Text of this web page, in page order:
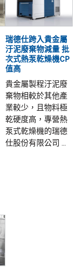
瑞德仕跨入貴金屬
汙泥廢棄物減量 批
次式熱泵乾燥機CP
值高
貴金屬製程汙泥廢
棄物相較於其他產
業較少，且物料極
乾硬度高，專營熱
泵式乾燥機的瑞德
仕股份有限公司 ...